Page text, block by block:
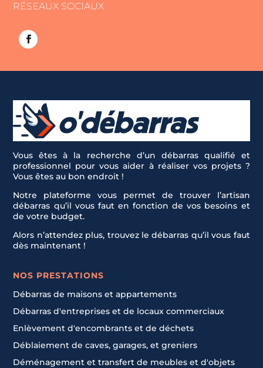
RÉSEAUX SOCIAUX
Vous êtes à la recherche d’un débarras qualifié et
professionnel pour vous aider à réaliser vos projets ?
Vous êtes au bon endroit !
Notre plateforme vous permet de trouver l’artisan
débarras qu’il vous faut en fonction de vos besoins et
de votre budget.
Alors n’attendez plus, trouvez le débarras qu’il vous faut
dès maintenant !
NOS PRESTATIONS
Débarras de maisons et appartements
Débarras d'entreprises et de locaux commerciaux
Enlèvement d'encombrants et de déchets
Déblaiement de caves, garages, et greniers
Déménagement et transfert de meubles et d'objets